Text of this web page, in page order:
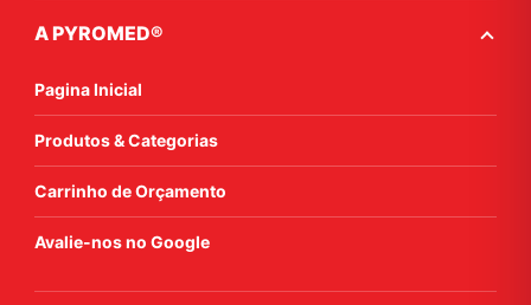
A PYROMED®
Pagina Inicial
Produtos & Categorias
Carrinho de Orçamento
Avalie-nos no Google